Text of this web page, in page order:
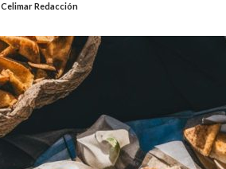
Celimar Redacción